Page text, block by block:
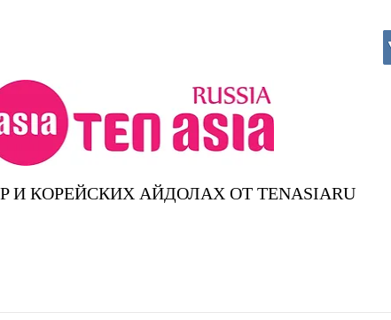
И КОРЕЙСКИХ АЙДОЛАХ ОТ TENASIARU